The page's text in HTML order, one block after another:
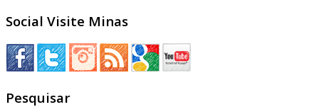
Social Visite Minas
Pesquisar